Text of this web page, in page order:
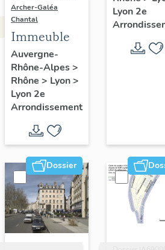
Archer-Galéa
Chantal
Immeuble
Auvergne-
Rhône-Alpes>
Rhône > Lyon>
Lyon 2e
Arrondissement
de
Lyon 2e
Dossier